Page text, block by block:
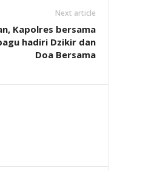
Next article
Kapolres bersama
hadiri Dzikir dan
Doa Bersama